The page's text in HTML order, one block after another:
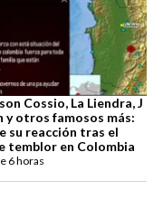
Cossio, La Liendra, J
y otros famosos más:
su reacción tras el
temblor en Colombia
6 horas